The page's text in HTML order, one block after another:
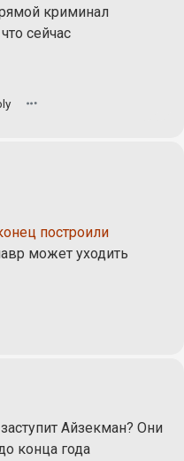
криминал
сейчас
построили
может уходить
Айзекман? Они
конца года